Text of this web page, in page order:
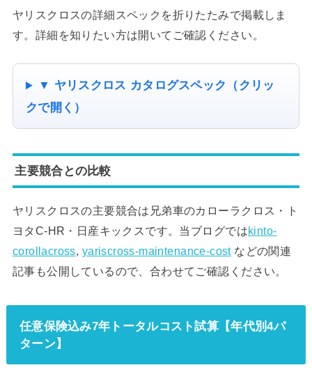
ヤリスクロスの詳細スペックを折りたたみで掲載しま
す。詳細を知りたい方は開いてご確認ください。
▼ ヤリスクロス カタログスペック（クリッ
クで開く）
主要競合との比較
ヤリスクロスの主要競合は兄弟車のカローラクロス・ト
ヨタC-HR・日産キックスです。当ブログではkinto-
corollacross, yariscross-maintenance-costなどの関連
記事も公開しているので、合わせてご確認ください。
任意保険込み7年トータルコスト試算【年代別4パ
ターン】